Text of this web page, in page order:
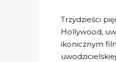
Trzydzieści
Hollywood,
ikonicznym